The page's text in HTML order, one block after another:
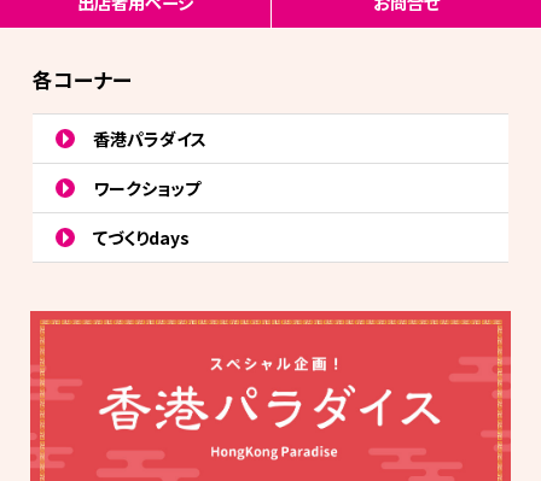
各コーナー
香港パラダイス
ワークショップ
てづくりdays